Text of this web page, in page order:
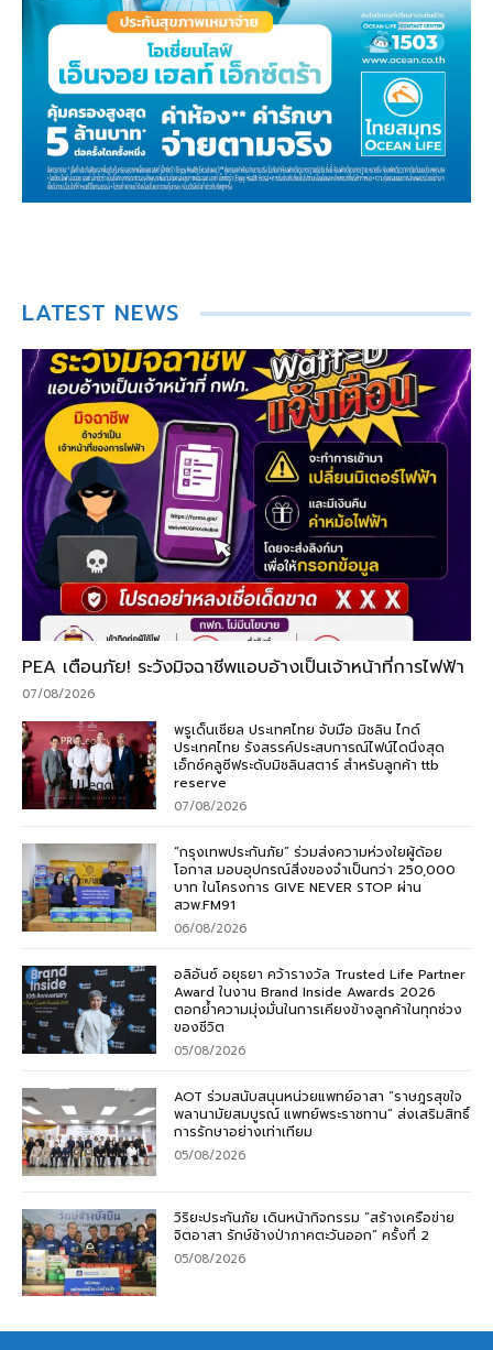
LATEST NEWS
PEA เตือนภัย! ระวังมิจฉาชีพแอบอ้างเป็นเจ้าหน้าที่การไฟฟ้า
07/08/2026
พรูเด็นเชียล ประเทศไทย จับมือ มิชลิน ไกด์
ประเทศไทย รังสรรค์ประสบการณ์ไฟน์ไดนิ่งสุด
เอ็กซ์คลูซีฟระดับมิชลินสตาร์ สำหรับลูกค้า ttb
reserve
07/08/2026
“กรุงเทพประกันภัย” ร่วมส่งความห่วงใยผู้ด้อย
โอกาส มอบอุปกรณ์สิ่งของจำเป็นกว่า 250,000
บาท ในโครงการ GIVE NEVER STOP ผ่าน
สวพ.FM91
06/08/2026
อลิอันซ์ อยุธยา คว้ารางวัล Trusted Life Partner
Award ในงาน Brand Inside Awards 2026
ตอกย้ำความมุ่งมั่นในการเคียงข้างลูกค้าในทุกช่วง
ของชีวิต
05/08/2026
AOT ร่วมสนับสนุนหน่วยแพทย์อาสา “ราษฎรสุขใจ
พลานามัยสมบูรณ์ แพทย์พระราชทาน” ส่งเสริมสิทธิ์
การรักษาอย่างเท่าเทียม
05/08/2026
วิริยะประกันภัย เดินหน้ากิจกรรม “สร้างเครือข่าย
จิตอาสา รักษ์ช้างป่าภาคตะวันออก” ครั้งที่ 2
05/08/2026